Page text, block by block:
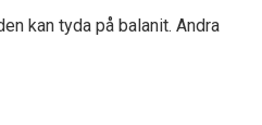
kan tyda på balanit. Andra